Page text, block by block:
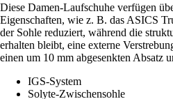
Diese Damen-Laufschuhe verfügen
Eigenschaften, wie z. B. das ASICS
der Sohle reduziert, während die
erhalten bleibt, eine externe
einen um 10 mm abgesenkten Absatz
IGS-System
Solyte-Zwischensohle